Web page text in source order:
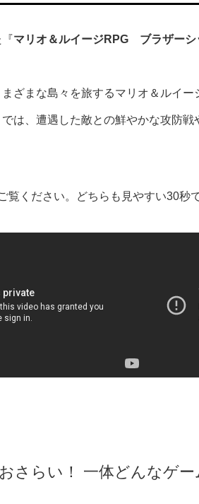
マリオ＆ルイージRPG ブラザーシ
ざまな島々を旅するマリオ＆ルイ
は、遭遇した敵との鮮やかな攻防戦
覧ください。どちらも見やすい30秒
さらい！ 一体どんなゲー